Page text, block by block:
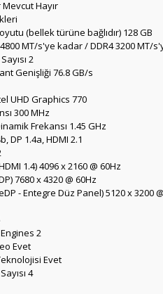
MevcutHayır
(bellek türüne bağlıdır) 128 GB
MT/s'ye kadar / DDR4 3200 MT/
2
Genişliği 76.8 GB/s
UHD Graphics 770
300 MHz
Frekansı 1.45 GHz
DP 1.4a, HDMI 2.1
1.4)4096 x 2160 @ 60Hz
7680 x 4320 @ 60Hz
- Entegre Düz Panel)5120 x 3200
2
Evet
Evet
4